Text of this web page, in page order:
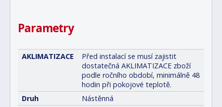
Parametry
AKLIMATIZACE
Před instalací se musí zajistit
dostatečná AKLIMATIZACE zboží
podle ročního období, minimálně 48
hodin při pokojové teplotě.
Druh
Nástěnná